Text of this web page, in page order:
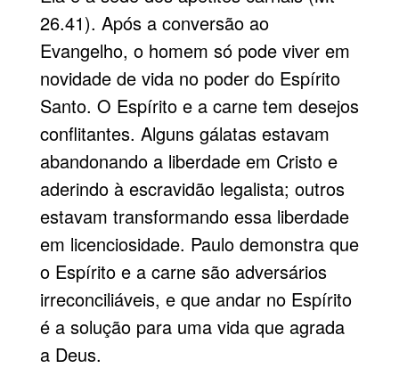
26.41). Após a conversão ao
Evangelho, o homem só pode viver em
novidade de vida no poder do Espírito
Santo. O Espírito e a carne tem desejos
conflitantes. Alguns gálatas estavam
abandonando a liberdade em Cristo e
aderindo à escravidão legalista; outros
estavam transformando essa liberdade
em licenciosidade. Paulo demonstra que
o Espírito e a carne são adversários
irreconciliáveis, e que andar no Espírito
é a solução para uma vida que agrada
a Deus.